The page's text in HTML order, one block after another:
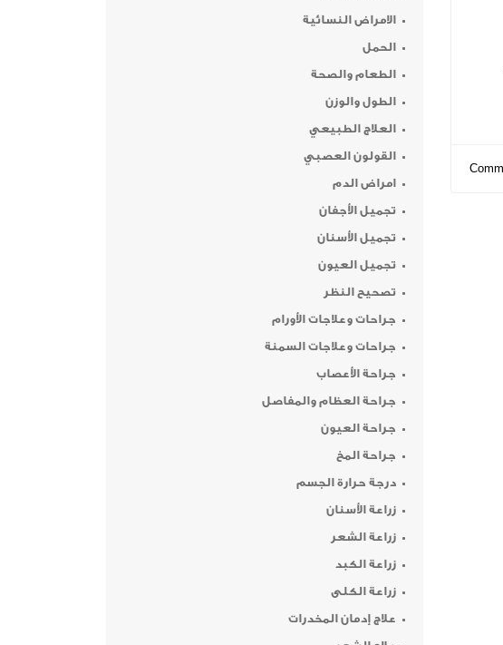
الامراض النسائية
الحمل
الطعام والصحة
الطول والوزن
العلاج الطبيعي
القولون العصبي
امراض الدم
تجميل الأجفان
تجميل الأسنان
تجميل العيون
تصحيح النظر
جراحات وعلاجات الأورام
جراحات وعلاجات السمنة
جراحة الأعصاب
جراحة العظام والمفاصل
جراحة العيون
جراحة المخ
درجة حرارة الجسم
زراعة الأسنان
زراعة الشعر
زراعة الكبد
زراعة الكلى
علاج إدمان المخدرات